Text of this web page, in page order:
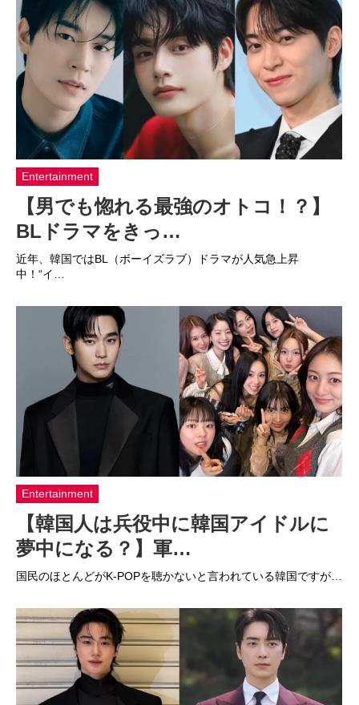
Entertainment
【男でも惚れる最強のオトコ！？】
BLドラマをきっ…
近年、韓国ではBL（ボーイズラブ）ドラマが人気急上昇
中！“イ…
Entertainment
【韓国人は兵役中に韓国アイドルに
夢中になる？】軍…
国民のほとんどがK-POPを聴かないと言われている韓国ですが…